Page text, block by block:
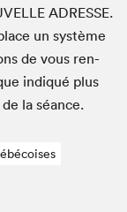
ADRESSE.
un sys­tème
de vous ren­
indiqué plus
la séance.